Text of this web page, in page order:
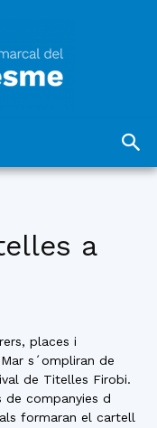
a
places i
s´ompliran de
de Titelles Firobi.
de companyies d
formaran el cartell